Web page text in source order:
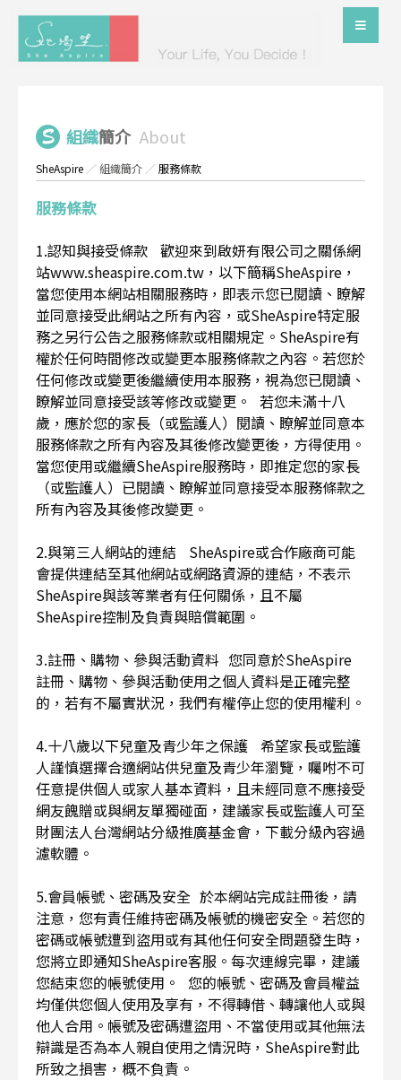
組織簡介 About
SheAspire ／組織簡介 ／服務條款
服務條款
1.認知與接受條款 歡迎來到啟妍有限公司之關係網
站www.sheaspire.com.tw，以下簡稱SheAspire，
當您使用本網站相關服務時，即表示您已閱讀、瞭解
並同意接受此網站之所有內容，或SheAspire特定服
務之另行公告之服務條款或相關規定。SheAspire有
權於任何時間修改或變更本服務條款之內容。若您於
任何修改或變更後繼續使用本服務，視為您已閱讀、
瞭解並同意接受該等修改或變更。 若您未滿十八
歲，應於您的家長（或監護人）閱讀、瞭解並同意本
服務條款之所有內容及其後修改變更後，方得使用。
當您使用或繼續SheAspire服務時，即推定您的家長
（或監護人）已閱讀、瞭解並同意接受本服務條款之
所有內容及其後修改變更。
2.與第三人網站的連結 SheAspire或合作廠商可能
會提供連結至其他網站或網路資源的連結，不表示
SheAspire與該等業者有任何關係，且不屬
SheAspire控制及負責與賠償範圍。
3.註冊、購物、參與活動資料 您同意於SheAspire
註冊、購物、參與活動使用之個人資料是正確完整
的，若有不屬實狀況，我們有權停止您的使用權利。
4.十八歲以下兒童及青少年之保護 希望家長或監護
人謹慎選擇合適網站供兒童及青少年瀏覽，囑咐不可
任意提供個人或家人基本資料，且未經同意不應接受
網友餽贈或與網友單獨碰面，建議家長或監護人可至
財團法人台灣網站分級推廣基金會，下載分級內容過
濾軟體。
5.會員帳號、密碼及安全 於本網站完成註冊後，請
注意，您有責任維持密碼及帳號的機密安全。若您的
密碼或帳號遭到盜用或有其他任何安全問題發生時，
您將立即通知SheAspire客服。每次連線完畢，建議
您結束您的帳號使用。 您的帳號、密碼及會員權益
均僅供您個人使用及享有，不得轉借、轉讓他人或與
他人合用。帳號及密碼遭盜用、不當使用或其他無法
辯識是否為本人親自使用之情況時，SheAspire對此
所致之損害，概不負責。